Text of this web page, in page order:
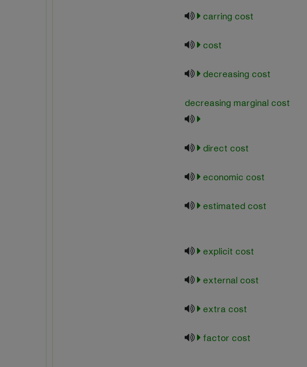
carring cost
cost
decreasing cost
decreasing marginal cost
direct cost
economic cost
estimated cost
explicit cost
external cost
extra cost
factor cost